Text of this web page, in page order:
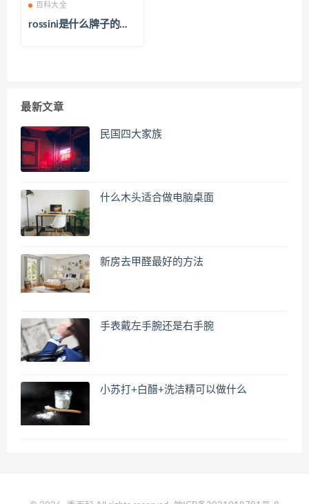
百科大全
rossini是什么牌子的手
最新文章
民国四大家族
什么木头适合做电脑桌面
新房去甲醛最好的方法
手表戴左手腕还是右手腕
小苏打+白醋+洗洁精可以做什么